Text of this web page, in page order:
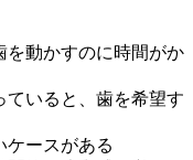
を動かすのに時間がか
ていると、歯を希望す
ケースがある